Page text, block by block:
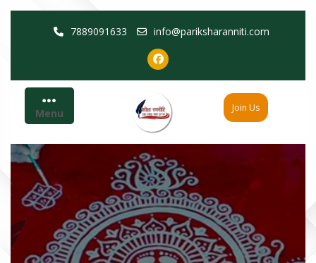
7889091633 info@pariksharanniti.com
Menu Join Us